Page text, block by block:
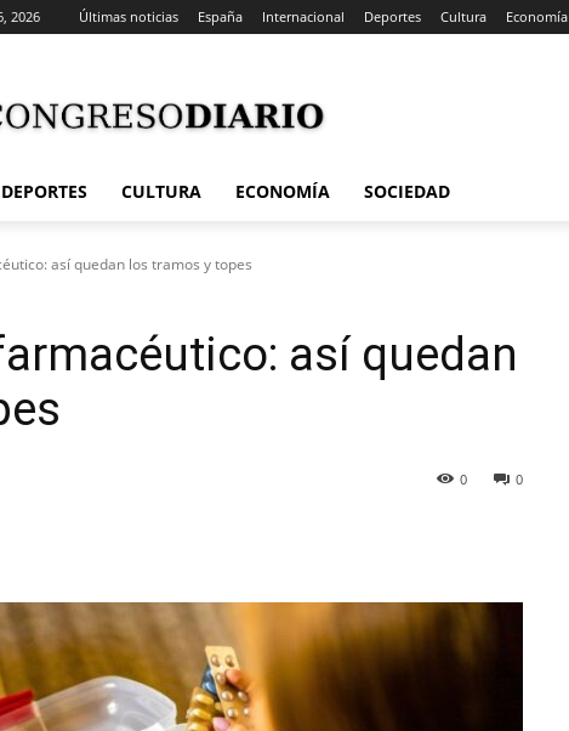
2026 Últimas noticias España Internacional Deportes Cultura Economía
DEPORTES CULTURA ECONOMÍA SOCIEDAD
así quedan los tramos y topes
así quedan
0
0